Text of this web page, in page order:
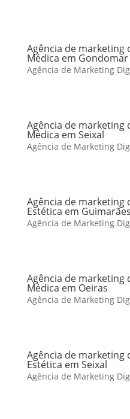
Agência de marketing
Médica em Gondomar
Agência de Marketing
Agência de marketing
Médica em Seixal
Agência de Marketing
Agência de marketing
Estética em Guimarães
Agência de Marketing
Agência de marketing
Médica em Oeiras
Agência de Marketing
Agência de marketing
Estética em Seixal
Agência de Marketing